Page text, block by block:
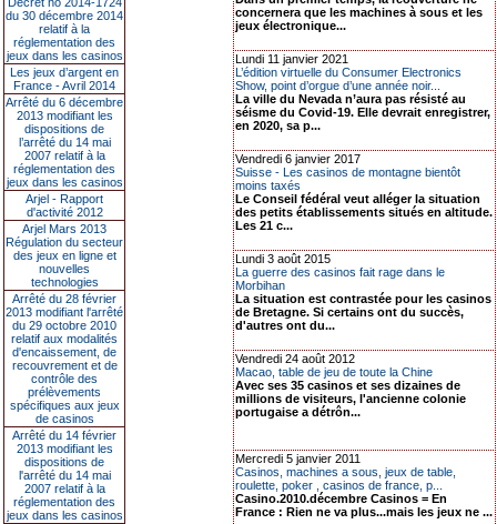
du 30 décembre 2014
relatif à la
réglementation des
jeux dans les casinos
Les jeux d’argent en
France - Avril 2014
Arrêté du 6 décembre
2013 modifiant les
dispositions de
l’arrêté du 14 mai
2007 relatif à la
réglementation des
jeux dans les casinos
Arjel - Rapport
d'activité 2012
Arjel Mars 2013
Régulation du secteur
des jeux en ligne et
nouvelles
technologies
Arrêté du 28 février
2013 modifiant l'arrêté
du 29 octobre 2010
relatif aux modalités
d'encaissement, de
recouvrement et de
contrôle des
prélèvements
spécifiques aux jeux
de casinos
Arrêté du 14 février
2013 modifiant les
dispositions de
l'arrêté du 14 mai
2007 relatif à la
réglementation des
jeux dans les casinos
concernera que les machines à sous et les
jeux électronique...
Lundi 11 janvier 2021
L’édition virtuelle du Consumer Electronics
Show, point d’orgue d’une année noir...
La ville du Nevada n’aura pas résisté au
séisme du Covid-19. Elle devrait enregistrer,
en 2020, sa p...
Vendredi 6 janvier 2017
Suisse - Les casinos de montagne bientôt
moins taxés
Le Conseil fédéral veut alléger la situation
des petits établissements situés en altitude.
Les 21 c...
Lundi 3 août 2015
La guerre des casinos fait rage dans le
Morbihan
La situation est contrastée pour les casinos
de Bretagne. Si certains ont du succès,
d'autres ont du...
Vendredi 24 août 2012
Macao, table de jeu de toute la Chine
Avec ses 35 casinos et ses dizaines de
millions de visiteurs, l'ancienne colonie
portugaise a détrôn...
Mercredi 5 janvier 2011
Casinos, machines a sous, jeux de table,
roulette, poker , casinos de france, p...
Casino.2010.décembre Casinos = En
France : Rien ne va plus...mais les jeux ne ...